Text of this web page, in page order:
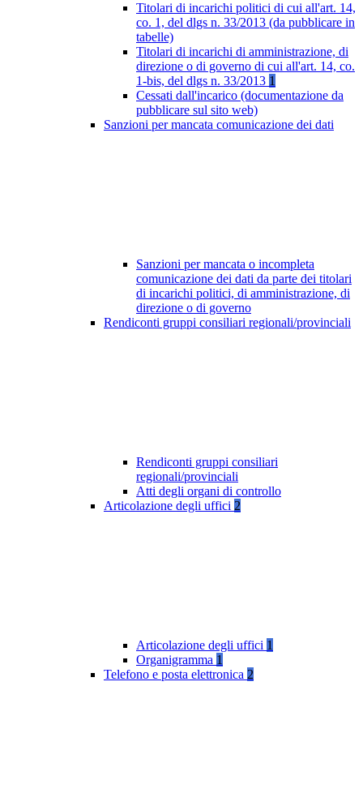
Titolari di incarichi politici di cui all'art. 14,
co. 1, del dlgs n. 33/2013 (da pubblicare in
tabelle)
Titolari di incarichi di amministrazione, di
direzione o di governo di cui all'art. 14, co.
1-bis, del dlgs n. 33/2013 1
Cessati dall'incarico (documentazione da
pubblicare sul sito web)
Sanzioni per mancata comunicazione dei dati
Sanzioni per mancata o incompleta
comunicazione dei dati da parte dei titolari
di incarichi politici, di amministrazione, di
direzione o di governo
Rendiconti gruppi consiliari regionali/provinciali
Rendiconti gruppi consiliari
regionali/provinciali
Atti degli organi di controllo
Articolazione degli uffici 2
Articolazione degli uffici 1
Organigramma 1
Telefono e posta elettronica 2